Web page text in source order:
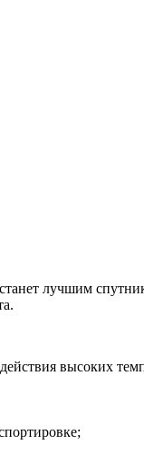
лучшим
высоких